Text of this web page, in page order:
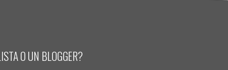
O UN BLOGGER?